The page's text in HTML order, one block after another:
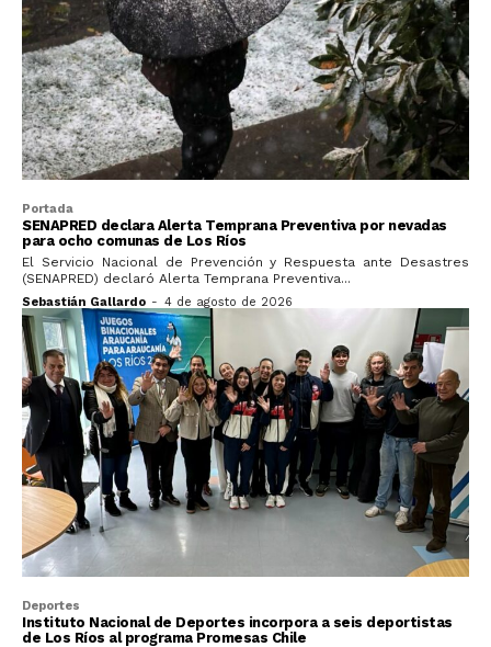
Portada
SENAPRED declara Alerta Temprana Preventiva por nevadas
para ocho comunas de Los Ríos
El Servicio Nacional de Prevención y Respuesta ante Desastres
(SENAPRED) declaró Alerta Temprana Preventiva...
Sebastián Gallardo - 4 de agosto de 2026
Deportes
Instituto Nacional de Deportes incorpora a seis deportistas
de Los Ríos al programa Promesas Chile